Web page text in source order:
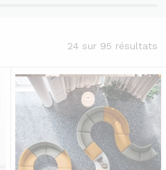
24 sur 95 résultats